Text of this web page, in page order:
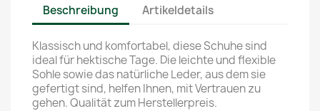
Beschreibung Artikeldetails
Klassisch und komfortabel, diese Schuhe sind
ideal für hektische Tage. Die leichte und flexible
Sohle sowie das natürliche Leder, aus dem sie
gefertigt sind, helfen Ihnen, mit Vertrauen zu
gehen. Qualität zum Herstellerpreis.